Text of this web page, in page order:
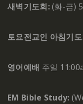
새벽기도회:(화-금)
토요전교인 아침기
영어예배 주일
EM Bible Study: